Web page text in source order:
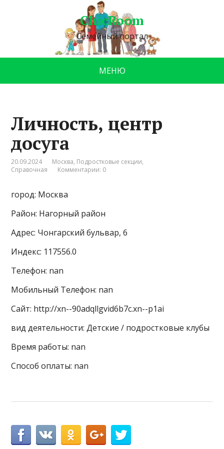
ChicRoom
Семейный портал
МЕНЮ
Личность, центр
досуга
20.09.2024 Москва, Подростковые секции,
Справочная
Комментарии: 0
город: Москва
Район: Нагорный район
Адрес: Чонгарский бульвар, 6
Индекс: 117556.0
Телефон: nan
Мобильный Телефон: nan
Сайт: http://xn--90adqllgvid6b7c.xn--p1ai
вид деятельности: Детские / подростковые клубы
Время работы: nan
Способ оплаты: nan